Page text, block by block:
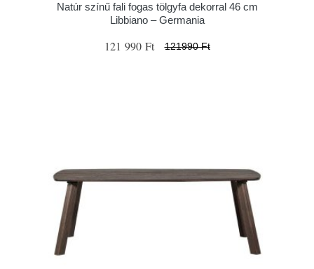
Natúr színű fali fogas tölgyfa dekorral 46 cm
Libbiano – Germania
121 990 Ft 121990 Ft